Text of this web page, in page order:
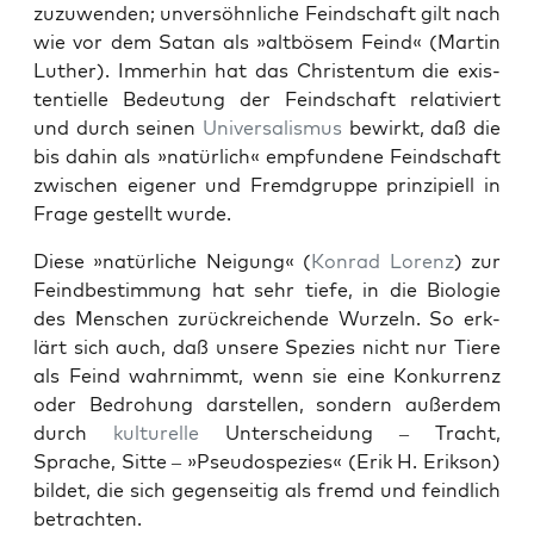
zuzuwen­den; unver­söhn­liche Feind­schaft gilt nach
wie vor dem Satan als »alt­bösem Feind« (Mar­tin
Luther). Immer­hin hat das Chris­ten­tum die exis­
ten­tielle Bedeu­tung der Feind­schaft rel­a­tiviert
und durch seinen Uni­ver­sal­is­mus bewirkt, daß die
bis dahin als »natür­lich« emp­fun­dene Feind­schaft
zwis­chen eigen­er und Fremd­gruppe prinzip­iell in
Frage gestellt wurde.
Diese »natür­liche Nei­gung« (Kon­rad Lorenz) zur
Feindbes­tim­mung hat sehr tiefe, in die Biolo­gie
des Men­schen zurück­re­ichende Wurzeln. So erk­
lärt sich auch, daß unsere Spezies nicht nur Tiere
als Feind wahrn­immt, wenn sie eine Konkur­renz
oder Bedro­hung darstellen, son­dern außer­dem
durch kul­turelle Unter­schei­dung – Tra­cht,
Sprache, Sitte – »Pseu­dospezies« (Erik H. Erik­son)
bildet, die sich gegen­seit­ig als fremd und feindlich
betra­cht­en.